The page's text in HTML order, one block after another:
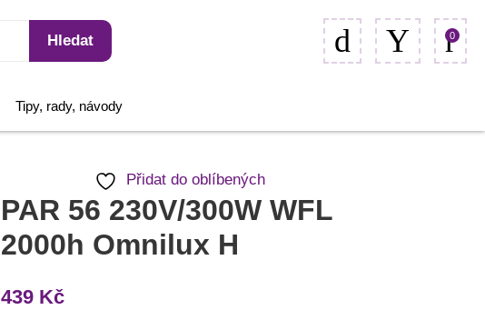
Hledat 0
Tipy, rady, návody
Přidat do oblíbených
PAR 56 230V/300W WFL
2000h Omnilux H
439 Kč